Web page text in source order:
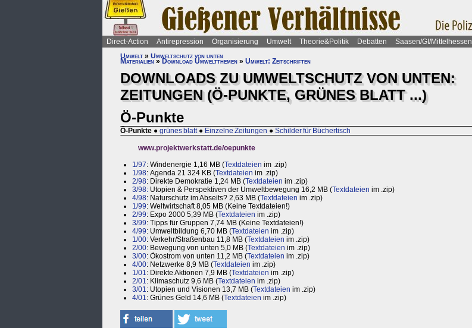
Direct-Action Antirepression Organisierung Umwelt Theorie&Politik Debatten Saasen/GI/Mittelhessen
Umwelt » Umweltschutz von unten
Materialien » Download Umweltthemen » Umwelt: Zeitschriften
DOWNLOADS ZU UMWELTSCHUTZ VON UNTEN:
ZEITUNGEN (Ö-PUNKTE, GRÜNES BLATT ...)
Ö-Punkte
Ö-Punkte ● grünes blatt ● Einzelne Zeitungen ● Schilder für Büchertisch
www.projektwerkstatt.de/oepunkte
1/97: Windenergie 1,16 MB (Textdateien im .zip)
1/98: Agenda 21 324 KB (Textdateien im .zip)
2/98: Direkte Demokratie 1,24 MB (Textdateien im .zip)
3/98: Utopien & Perspektiven der Umweltbewegung 16,2 MB (Textdateien im .zip)
4/98: Naturschutz im Abseits? 2,63 MB (Textdateien im .zip)
1/99: Weltwirtschaft 8,05 MB (Keine Textdateien!)
2/99: Expo 2000 5,39 MB (Textdateien im .zip)
3/99: Tipps für Gruppen 7,74 MB (Keine Textdateien!)
4/99: Umweltbildung 6,70 MB (Textdateien im .zip)
1/00: Verkehr/Straßenbau 11,8 MB (Textdateien im .zip)
2/00: Bewegung von unten 5,0 MB (Textdateien im .zip)
3/00: Ökostrom von unten 11,2 MB (Textdateien im .zip)
4/00: Netzwerke 8,9 MB (Textdateien im .zip)
1/01: Direkte Aktionen 7,9 MB (Textdateien im .zip)
2/01: Klimaschutz 9,6 MB (Textdateien im .zip)
3/01: Utopien und Visionen 13,7 MB (Textdateien im .zip)
4/01: Grünes Geld 14,6 MB (Textdateien im .zip)